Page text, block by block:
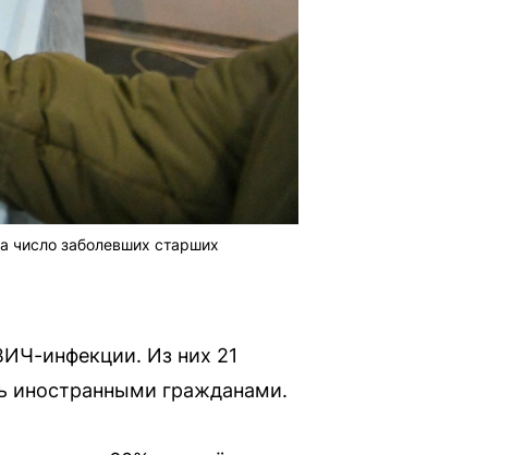
число заболевших старших
инфекции. Из них 21
иностранными гражданами.